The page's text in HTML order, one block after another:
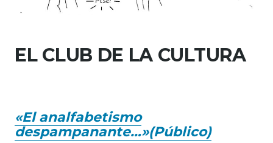
EL CLUB DE LA CULTURA
«El analfabetismo
despampanante…»(Público)